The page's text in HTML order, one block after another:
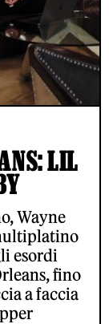
LIL
Wayne
esordi
fino
a faccia